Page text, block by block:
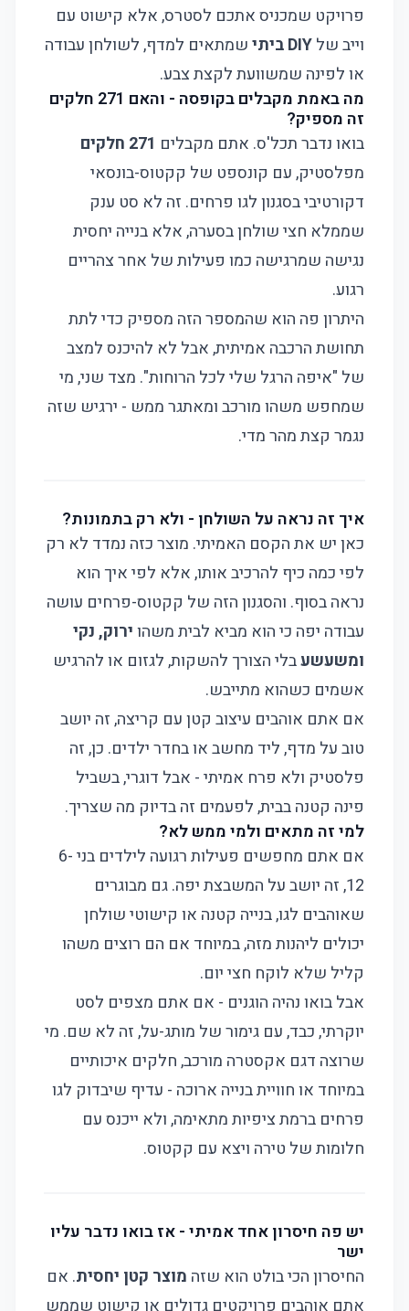
פרויקט שמכניס אתכם לסטרס, אלא קישוט עם
וייב שלDIY ביתי
שמתאים למדף, לשולחן עבודה
או לפינה שמשוועת לקצת צבע.
מה באמת מקבלים בקופסה - והאם 271 חלקים
זה מספיק?
בואו נדבר תכל'ס. אתם מקבלים 271 חלקים
מפלסטיק, עם קונספט של קקטוס-בונסאי
דקורטיבי בסגנון לגו פרחים. זה לא סט ענק
שממלא חצי שולחן בסערה, אלא בנייה יחסית
נגישה שמרגישה כמו פעילות של אחר צהריים
רגוע.
היתרון פה הוא שהמספר הזה מספיק כדי לתת
תחושת הרכבה אמיתית, אבל לא להיכנס למצב
של "איפה הרגל שלי לכל הרוחות". מצד שני, מי
שמחפש משהו מורכב ומאתגר ממש - ירגיש שזה
נגמר קצת מהר מדי.
איך זה נראה על השולחן - ולא רק בתמונות?
כאן יש את הקסם האמיתי. מוצר כזה נמדד לא רק
לפי כמה כיף להרכיב אותו, אלא לפי איך הוא
נראה בסוף. והסגנון הזה של קקטוס-פרחים עושה
עבודה יפה כי הוא מביא לבית משהוירוק, נקי
ומשעשעבלי הצורך להשקות, לגזום או להרגיש
אשמים כשהוא מתייבש.
אם אתם אוהבים עיצוב קטן עם קריצה, זה יושב
טוב על מדף, ליד מחשב או בחדר ילדים. כן, זה
פלסטיק ולא פרח אמיתי - אבל דוגרי, בשביל
פינה קטנה בבית, לפעמים זה בדיוק מה שצריך.
למי זה מתאים ולמי ממש לא?
אם אתם מחפשים פעילות רגועה לילדים בני 6-
12, זה יושב על המשבצת יפה. גם מבוגרים
שאוהבים לגו, בנייה קטנה או קישוטי שולחן
יכולים ליהנות מזה, במיוחד אם הם רוצים משהו
קליל שלא לוקח חצי יום.
אבל בואו נהיה הוגנים - אם אתם מצפים לסט
יוקרתי, כבד, עם גימור של מותג-על, זה לא שם. מי
שרוצה דגם אקסטרה מורכב, חלקים איכותיים
במיוחד או חוויית בנייה ארוכה - עדיף שיבדוק לגו
פרחים ברמת ציפיות מתאימה, ולא ייכנס עם
חלומות של טירה ויצא עם קקטוס.
יש פה חיסרון אחד אמיתי - אז בואו נדבר עליו
ישר
החיסרון הכי בולט הוא שזה מוצר קטן יחסית. אם
אתם אוהבים פרויקטים גדולים או קישוט שממש